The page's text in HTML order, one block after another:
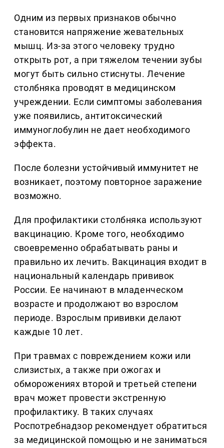
Одним из первых признаков обычно
становится напряжение жевательных
мышц. Из-за этого человеку трудно
открыть рот, а при тяжелом течении зубы
могут быть сильно стиснуты. Лечение
столбняка проводят в медицинском
учреждении. Если симптомы заболевания
уже появились, антитоксический
иммуноглобулин не дает необходимого
эффекта.
После болезни устойчивый иммунитет не
возникает, поэтому повторное заражение
возможно.
Для профилактики столбняка используют
вакцинацию. Кроме того, необходимо
своевременно обрабатывать раны и
правильно их лечить. Вакцинация входит в
национальный календарь прививок
России. Ее начинают в младенческом
возрасте и продолжают во взрослом
периоде. Взрослым прививки делают
каждые 10 лет.
При травмах с повреждением кожи или
слизистых, а также при ожогах и
обморожениях второй и третьей степени
врач может провести экстренную
профилактику. В таких случаях
Роспотребнадзор рекомендует обратиться
за медицинской помощью и не заниматься